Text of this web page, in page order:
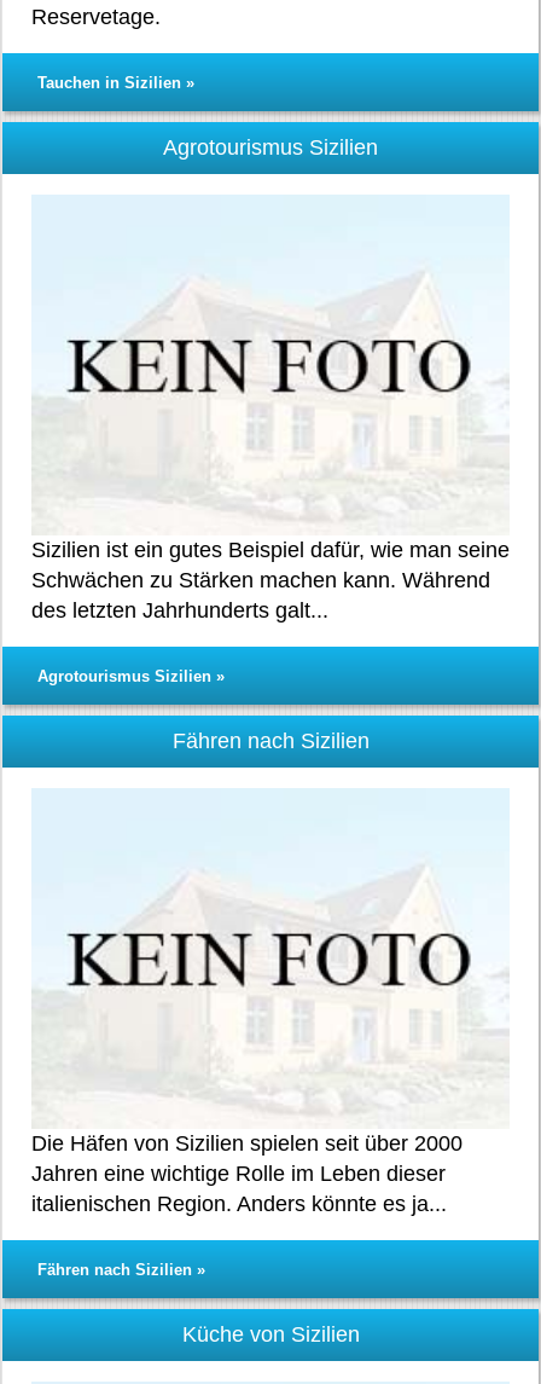
Reservetage.
Tauchen in Sizilien »
Agrotourismus Sizilien
Sizilien ist ein gutes Beispiel dafür, wie man seine
Schwächen zu Stärken machen kann. Während
des letzten Jahrhunderts galt...
Agrotourismus Sizilien »
Fähren nach Sizilien
Die Häfen von Sizilien spielen seit über 2000
Jahren eine wichtige Rolle im Leben dieser
italienischen Region. Anders könnte es ja...
Fähren nach Sizilien »
Küche von Sizilien